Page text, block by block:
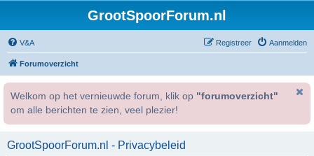
GrootSpoorForum.nl
V&A Aanmelden
Registreer
Forumoverzicht
Welkom op het vernieuwde forum, klik op "forumoverzicht"
om alle berichten te zien, veel plezier!
GrootSpoorForum.nl - Privacybeleid